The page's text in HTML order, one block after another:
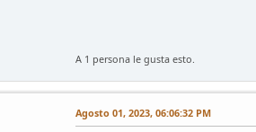
A 1 persona le gusta esto.
Agosto 01, 2023, 06:06:32 PM